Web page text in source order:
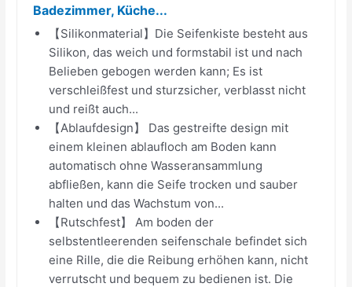
Badezimmer, Küche...
【Silikonmaterial】Die Seifenkiste besteht aus
Silikon, das weich und formstabil ist und nach
Belieben gebogen werden kann; Es ist
verschleißfest und sturzsicher, verblasst nicht
und reißt auch...
【Ablaufdesign】 Das gestreifte design mit
einem kleinen ablaufloch am Boden kann
automatisch ohne Wasseransammlung
abfließen, kann die Seife trocken und sauber
halten und das Wachstum von...
【Rutschfest】 Am boden der
selbstentleerenden seifenschale befindet sich
eine Rille, die die Reibung erhöhen kann, nicht
verrutscht und bequem zu bedienen ist. Die